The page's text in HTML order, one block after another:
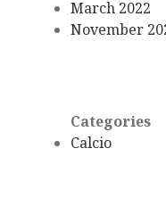
March 2022
November
Categories
Calcio